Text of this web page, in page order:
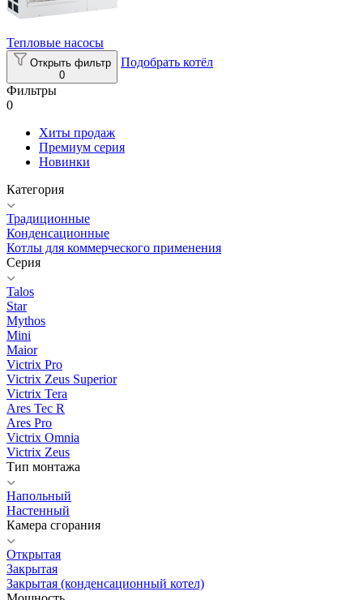
Тепловые насосы
Открыть фильтр
0
Подобрать котёл
Фильтры
0
Хиты продаж
Премиум серия
Новинки
Категория
Традиционные
Конденсационные
Котлы для коммерческого применения
Серия
Talos
Star
Mythos
Mini
Maior
Victrix Pro
Victrix Zeus Superior
Victrix Tera
Ares Tec R
Ares Pro
Victrix Omnia
Victrix Zeus
Тип монтажа
Напольный
Настенный
Камера сгорания
Открытая
Закрытая
Закрытая (конденсационный котел)